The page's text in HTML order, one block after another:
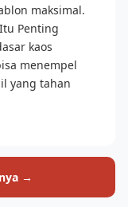
maksimal.
Penting
kaos
menempel
yang tahan
→